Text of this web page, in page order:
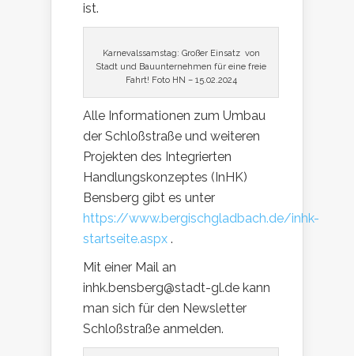
ist.
Karnevalssamstag: Großer Einsatz von
Stadt und Bauunternehmen für eine freie
Fahrt! Foto HN – 15.02.2024
Alle Informationen zum Umbau
der Schloßstraße und weiteren
Projekten des Integrierten
Handlungskonzeptes (InHK)
Bensberg gibt es unter
https://www.bergischgladbach.de/inhk-
startseite.aspx .
Mit einer Mail an
inhk.bensberg@stadt-gl.de kann
man sich für den Newsletter
Schloßstraße anmelden.